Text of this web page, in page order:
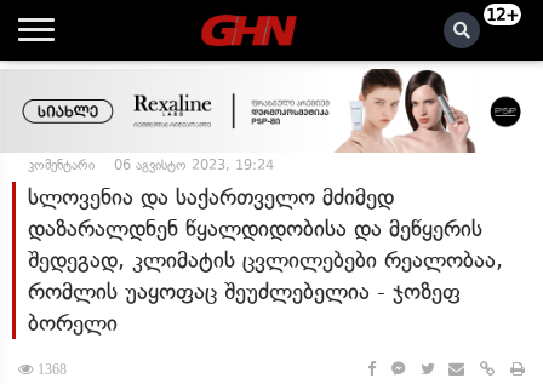
12+
კომენტარი 06 აგვისტო 2023, 19:24
სლოვენია და საქართველო მძიმედ
დაზარალდნენ წყალდიდობისა და მეწყერის
შედეგად, კლიმატის ცვლილებები რეალობაა,
რომლის უაყოფაც შეუძლებელია - ჯოზეფ
ბორელი
1368